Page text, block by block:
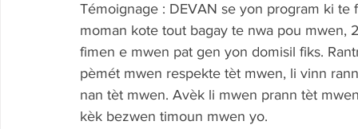
Témoignage : DEVAN se yon program ki
moman kote tout bagay te nwa pou mwen,
fimen e mwen pat gen yon domisil fiks.
pèmét mwen respekte tèt mwen, li vinn
nan tèt mwen. Avèk li mwen prann tèt
kèk bezwen timoun mwen yo.